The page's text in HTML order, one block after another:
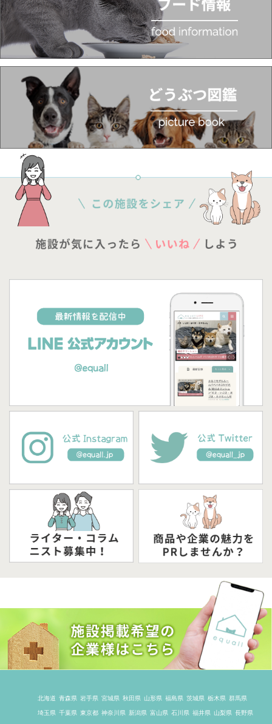
北海道 青森県 岩手県 宮城県 秋田県 山形県 福島県 茨城県 栃木県 群馬県
埼玉県 千葉県 東京都 神奈川県 新潟県 富山県 石川県 福井県 山梨県 長野県